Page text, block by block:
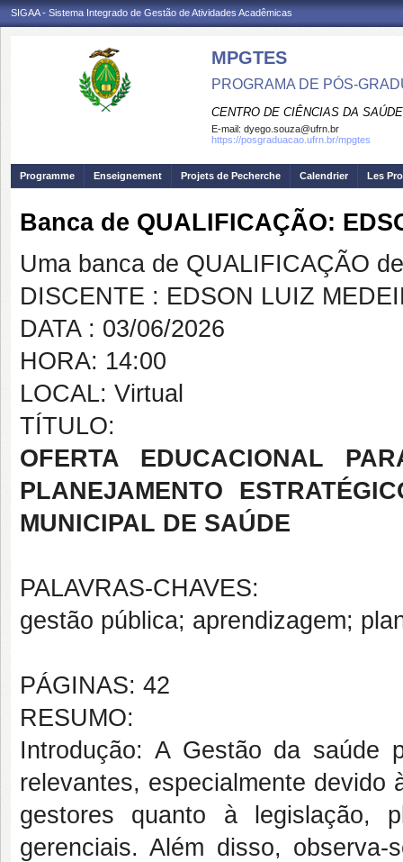
SIGAA - Sistema Integrado de Gestão de Atividades Acadêmicas
MPGTES
PROGRAMA DE PÓS-
CENTRO DE CIÊNCIAS DA SAÚDE
E-mail: dyego.souza@ufrn.br
https://posgraduacao.ufrn.br/mpgtes
Programme Enseignement Projets de Pecherche Calendrier Les
Banca de QUALIFICAÇÃO:
Uma banca de QUALIFICAÇÃO
DISCENTE : EDSON LUIZ
DATA : 03/06/2026
HORA: 14:00
LOCAL: Virtual
TÍTULO:
OFERTA EDUCACIONAL
PLANEJAMENTO
MUNICIPAL DE SAÚDE
PALAVRAS-CHAVES:
gestão pública; aprendizagem;
PÁGINAS: 42
RESUMO:
Introdução: A Gestão da saúde
relevantes, especialmente devido
gestores quanto à legislação,
gerenciais. Além disso,